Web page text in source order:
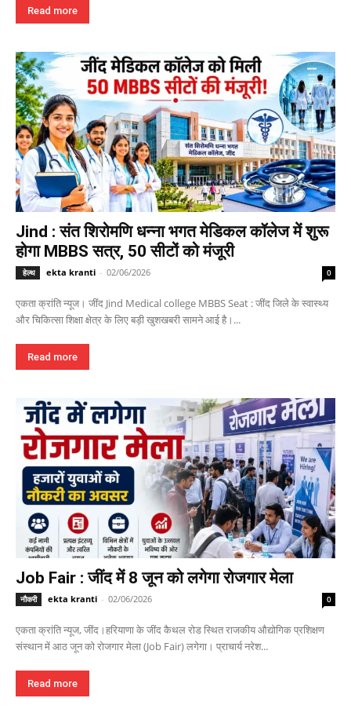
Read more
Jind : संत शिरोमणि धन्ना भगत मेडिकल कॉलेज में शुरू
होगा MBBS सत्र, 50 सीटों को मंजूरी
हेल्थ ekta kranti - 02/06/2026 0
एकता क्रांति न्यूज। जींद Jind Medical college MBBS Seat : जींद जिले के स्वास्थ्य
और चिकित्सा शिक्षा क्षेत्र के लिए बड़ी खुशखबरी सामने आई है।...
Read more
Job Fair : जींद में 8 जून को लगेगा रोजगार मेला
नौकरी ekta kranti - 02/06/2026 0
एकता क्रांति न्यूज, जींद।हरियाणा के जींद कैथल रोड स्थित राजकीय औद्योगिक प्रशिक्षण
संस्थान में आठ जून को रोजगार मेला (Job Fair) लगेगा। प्राचार्य नरेश...
Read more